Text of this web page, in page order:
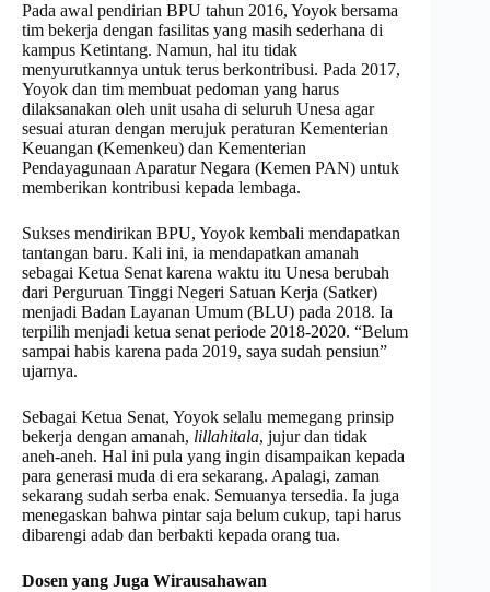
Pada awal pendirian BPU tahun 2016, Yoyok bersama
tim bekerja dengan fasilitas yang masih sederhana di
kampus Ketintang. Namun, hal itu tidak
menyurutkannya untuk terus berkontribusi. Pada 2017,
Yoyok dan tim membuat pedoman yang harus
dilaksanakan oleh unit usaha di seluruh Unesa agar
sesuai aturan dengan merujuk peraturan Kementerian
Keuangan (Kemenkeu) dan Kementerian
Pendayagunaan Aparatur Negara (Kemen PAN) untuk
memberikan kontribusi kepada lembaga.
Sukses mendirikan BPU, Yoyok kembali mendapatkan
tantangan baru. Kali ini, ia mendapatkan amanah
sebagai Ketua Senat karena waktu itu Unesa berubah
dari Perguruan Tinggi Negeri Satuan Kerja (Satker)
menjadi Badan Layanan Umum (BLU) pada 2018. Ia
terpilih menjadi ketua senat periode 2018-2020. “Belum
sampai habis karena pada 2019, saya sudah pensiun”
ujarnya.
Sebagai Ketua Senat, Yoyok selalu memegang prinsip
bekerja dengan amanah, lillahitala, jujur dan tidak
aneh-aneh. Hal ini pula yang ingin disampaikan kepada
para generasi muda di era sekarang. Apalagi, zaman
sekarang sudah serba enak. Semuanya tersedia. Ia juga
menegaskan bahwa pintar saja belum cukup, tapi harus
dibarengi adab dan berbakti kepada orang tua.
Dosen yang Juga Wirausahawan